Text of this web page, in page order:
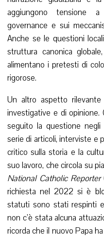
aggiungono tensione
governance e sui
Anche se le questioni
struttura canonica
alimentano i pretesti di
rigorose.
Un altro aspetto
investigative e di opinione.
seguito la questione
serie di articoli, interviste e
critico sulla storia e la
suo lavoro, che circola su
National Catholic Reporter
richiesta nel 2022 si è
statuti sono stati respinti
non c’è stata alcuna
ricorda che il nuovo Papa